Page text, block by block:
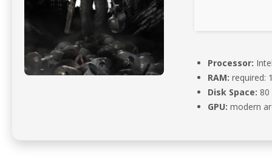
Processor:
RAM: required:
Disk Space:
GPU: modern